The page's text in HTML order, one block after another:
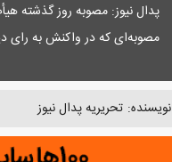
پدال نیوز: مصوبه روز گذشته
مصوبه‌ای که در واکنش به رای
نویسنده: تحریریه پدال نیوز